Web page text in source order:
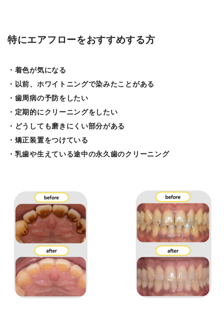
特にエアフローをおすすめする方
・着色が気になる
・以前、ホワイトニングで染みたことがある
・歯周病の予防をしたい
・定期的にクリーニングをしたい
・どうしても磨きにくい部分がある
・矯正装置をつけている
・乳歯や生えている途中の永久歯のクリーニング